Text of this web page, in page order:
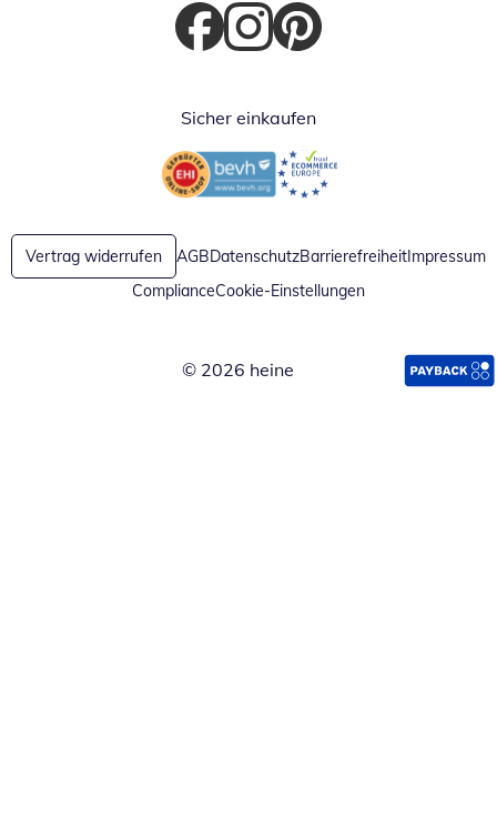
Öffnet in neuem Fenster
Öffnet in neuem Fenster
Öffnet in neuem Fenster
Sicher einkaufen
Öffnet in neuem FensterÖffnet in neuem Fenster
Vertrag widerrufen AGBDatenschutzBarrierefreiheitImpressum
ComplianceCookie-Einstellungen
© 2026 heine